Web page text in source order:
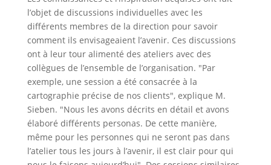
l’objet de discussions individuelles avec les
différents membres de la direction pour savoir
comment ils envisageaient l’avenir. Ces discussions
ont à leur tour alimenté des ateliers avec des
collègues de l’ensemble de l’organisation. "Par
exemple, une session a été consacrée à la
cartographie précise de nos clients", explique M.
Sieben. "Nous les avons décrits en détail et avons
élaboré différents personas. De cette manière,
même pour les personnes qui ne seront pas dans
l’atelier tous les jours à l’avenir, il est clair pour qui